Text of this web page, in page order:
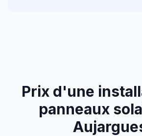
Prix d'une
panneaux